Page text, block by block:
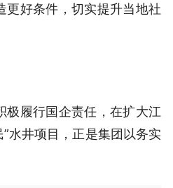
更好条件，切实提升当地社
极履行国企责任，在扩大江
水井项目，正是集团以务实